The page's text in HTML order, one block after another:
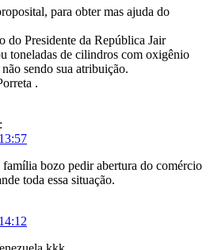
para obter mas ajuda do
do Presidente da República Jair
toneladas de cilindros com oxigênio
sendo sua atribuição.
.
bozo pedir abertura do comércio
toda essa situação.